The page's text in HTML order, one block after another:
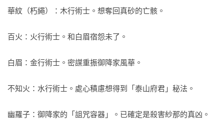
華紋（朽繩）：木行術士。想奪回真砂的亡骸。
百火：火行術士。和白眉宿怨未了。
白眉：金行術士。密謀重振御降家風華。
不知火：水行術士。處心積慮想得到「泰山府君」秘法。
幽羅子：御降家的「詛咒容器」。已確定是殺害紗那的真凶。